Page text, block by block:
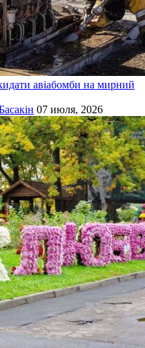
авіабомби на мирний
07 июля, 2026